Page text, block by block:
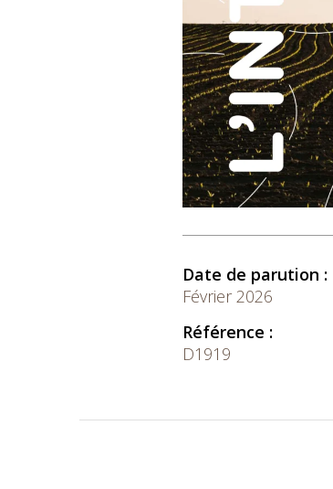
Date de parution :
Février 2026
Référence :
D1919